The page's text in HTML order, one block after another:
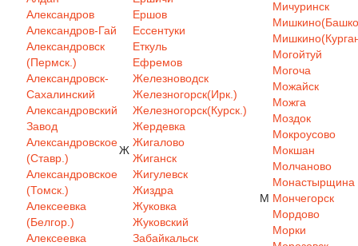
Александров
Александров-Гай
Александровск
(Пермск.)
Александровск-
Сахалинский
Александровский
Завод
Александровское
(Ставр.)
Александровское
(Томск.)
Алексеевка
(Белгор.)
Алексеевка
Ершов
Ессентуки
Еткуль
Ефремов
Ж
Железноводск
Железногорск(Ирк.)
Железногорск(Курск.)
Жердевка
Жигалово
Жиганск
Жигулевск
Жиздра
Жуковка
Жуковский
Забайкальск
М
Мичуринск
Могойтуй
Могоча
Можайск
Можга
Моздок
Мокроусово
Мокшан
Молчаново
Монастырщина
Мончегорск
Мордово
Морки